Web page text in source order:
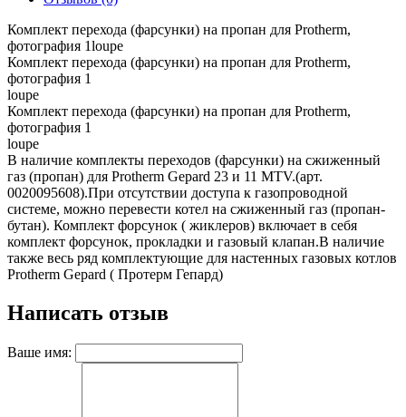
Комплект перехода (фарсунки) на пропан для Protherm,
фотография 1loupe
Комплект перехода (фарсунки) на пропан для Protherm,
фотография 1
loupe
Комплект перехода (фарсунки) на пропан для Protherm,
фотография 1
loupe
В наличие комплекты переходов (фарсунки) на сжиженный
газ (пропан) для Protherm Gepard 23 и 11 MTV.(арт.
0020095608).При отсутствии доступа к газопроводной
системе, можно перевести котел на сжиженный газ (пропан-
бутан). Комплект форсунок ( жиклеров) включает в себя
комплект форсунок, прокладки и газовый клапан.В наличие
также весь ряд комплектующие для настенных газовых котлов
Protherm Gepard ( Протерм Гепард)
Написать отзыв
Ваше имя: